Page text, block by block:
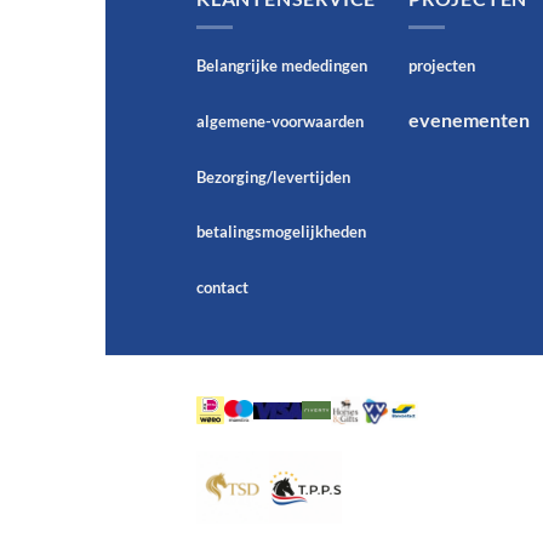
Belangrijke mededingen
algemene-voorwaarden
Bezorging/levertijden
betalingsmogelijkheden
contact
projecten
evenementen